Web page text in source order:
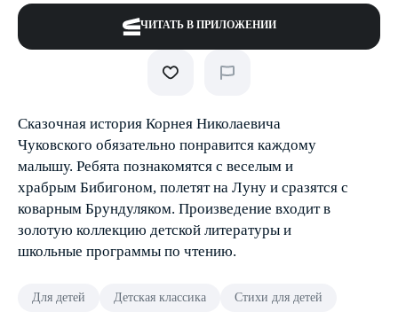
ЧИТАТЬ В ПРИЛОЖЕНИИ
Сказочная история Корнея Николаевича
Чуковского обязательно понравится каждому
малышу. Ребята познакомятся с веселым и
храбрым Бибигоном, полетят на Луну и сразятся с
коварным Брундуляком. Произведение входит в
золотую коллекцию детской литературы и
школьные программы по чтению.
Для детей Детская классика Стихи для детей